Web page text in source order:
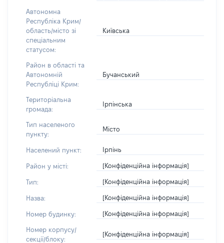
Автономна
Республіка Крим/
область/місто зі
спеціальним
статусом:
Київська
Район в області та
Автономній
Республіці Крим:
Бучанський
Територіальна
громада:
Ірпінська
Тип населеного
пункту:
Місто
Населений пункт: Ірпінь
Район у місті: [Конфіденційна інформація]
Тип: [Конфіденційна інформація]
Назва: [Конфіденційна інформація]
Номер будинку: [Конфіденційна інформація]
Номер корпусу/
секції/блоку:
[Конфіденційна інформація]